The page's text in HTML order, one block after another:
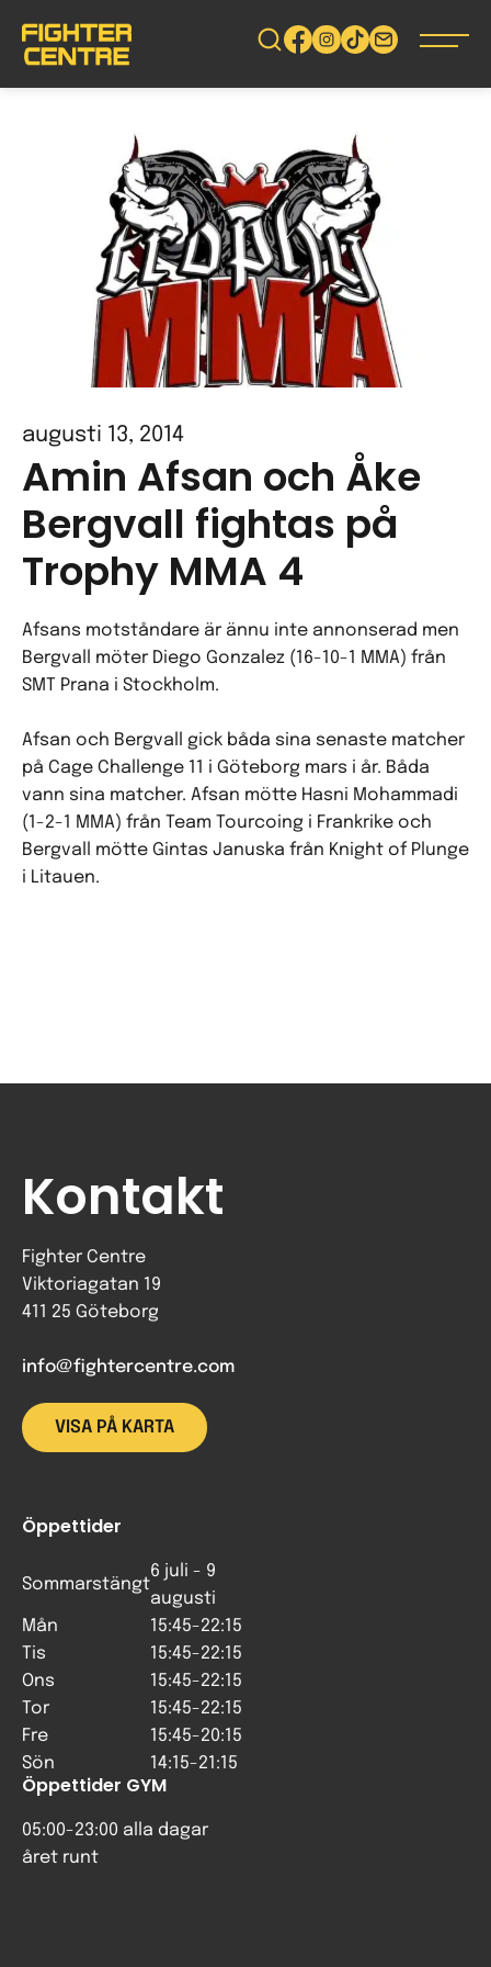
vidare
augusti 13, 2014
Amin Afsan och Åke
Bergvall fightas på
Trophy MMA 4
Afsans motståndare är ännu inte annonserad men
Bergvall möter Diego Gonzalez (16-10-1 MMA) från
SMT Prana i Stockholm.
Afsan och Bergvall gick båda sina senaste matcher
på Cage Challenge 11 i Göteborg mars i år. Båda
vann sina matcher. Afsan mötte Hasni Mohammadi
(1-2-1 MMA) från Team Tourcoing i Frankrike och
Bergvall mötte Gintas Januska från Knight of Plunge
i Litauen.
Kontakt
Fighter Centre
Viktoriagatan 19
411 25 Göteborg
info@fightercentre.com
VISA PÅ KARTA
Öppettider
Sommarstängt
6 juli - 9
augusti
Mån
15:45-22:15
Tis
15:45-22:15
Ons
15:45-22:15
Tor
15:45-22:15
Fre
15:45-20:15
Sön
14:15-21:15
Öppettider GYM
05:00-23:00 alla dagar
året runt